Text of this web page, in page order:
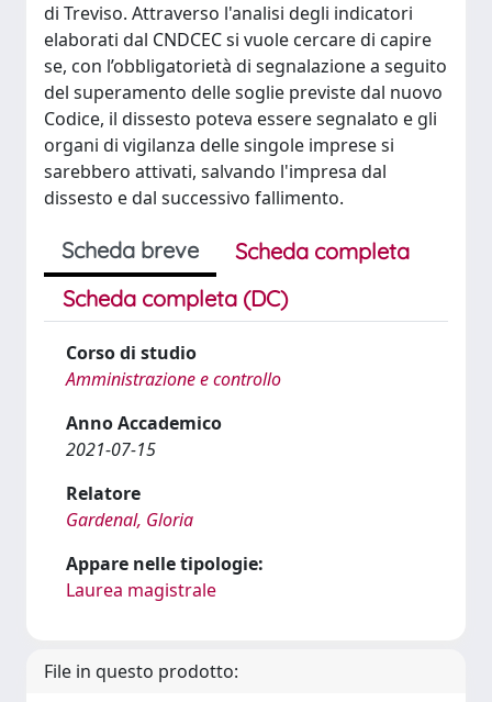
di Treviso. Attraverso l'analisi degli indicatori
elaborati dal CNDCEC si vuole cercare di capire
se, con l’obbligatorietà di segnalazione a seguito
del superamento delle soglie previste dal nuovo
Codice, il dissesto poteva essere segnalato e gli
organi di vigilanza delle singole imprese si
sarebbero attivati, salvando l'impresa dal
dissesto e dal successivo fallimento.
Scheda breve
Scheda completa
Scheda completa (DC)
Corso di studio
Amministrazione e controllo
Anno Accademico
2021-07-15
Relatore
Gardenal, Gloria
Appare nelle tipologie:
Laurea magistrale
File in questo prodotto: